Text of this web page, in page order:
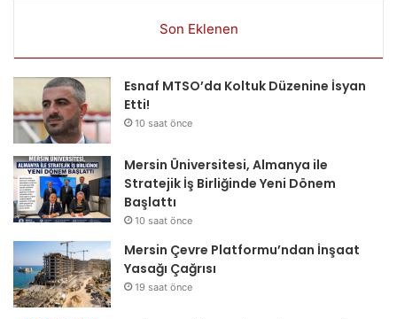
Son Eklenen
Esnaf MTSO’da Koltuk Düzenine İsyan
Etti!
10 saat önce
Mersin Üniversitesi, Almanya ile
Stratejik İş Birliğinde Yeni Dönem
Başlattı
10 saat önce
Mersin Çevre Platformu’ndan İnşaat
Yasağı Çağrısı
19 saat önce